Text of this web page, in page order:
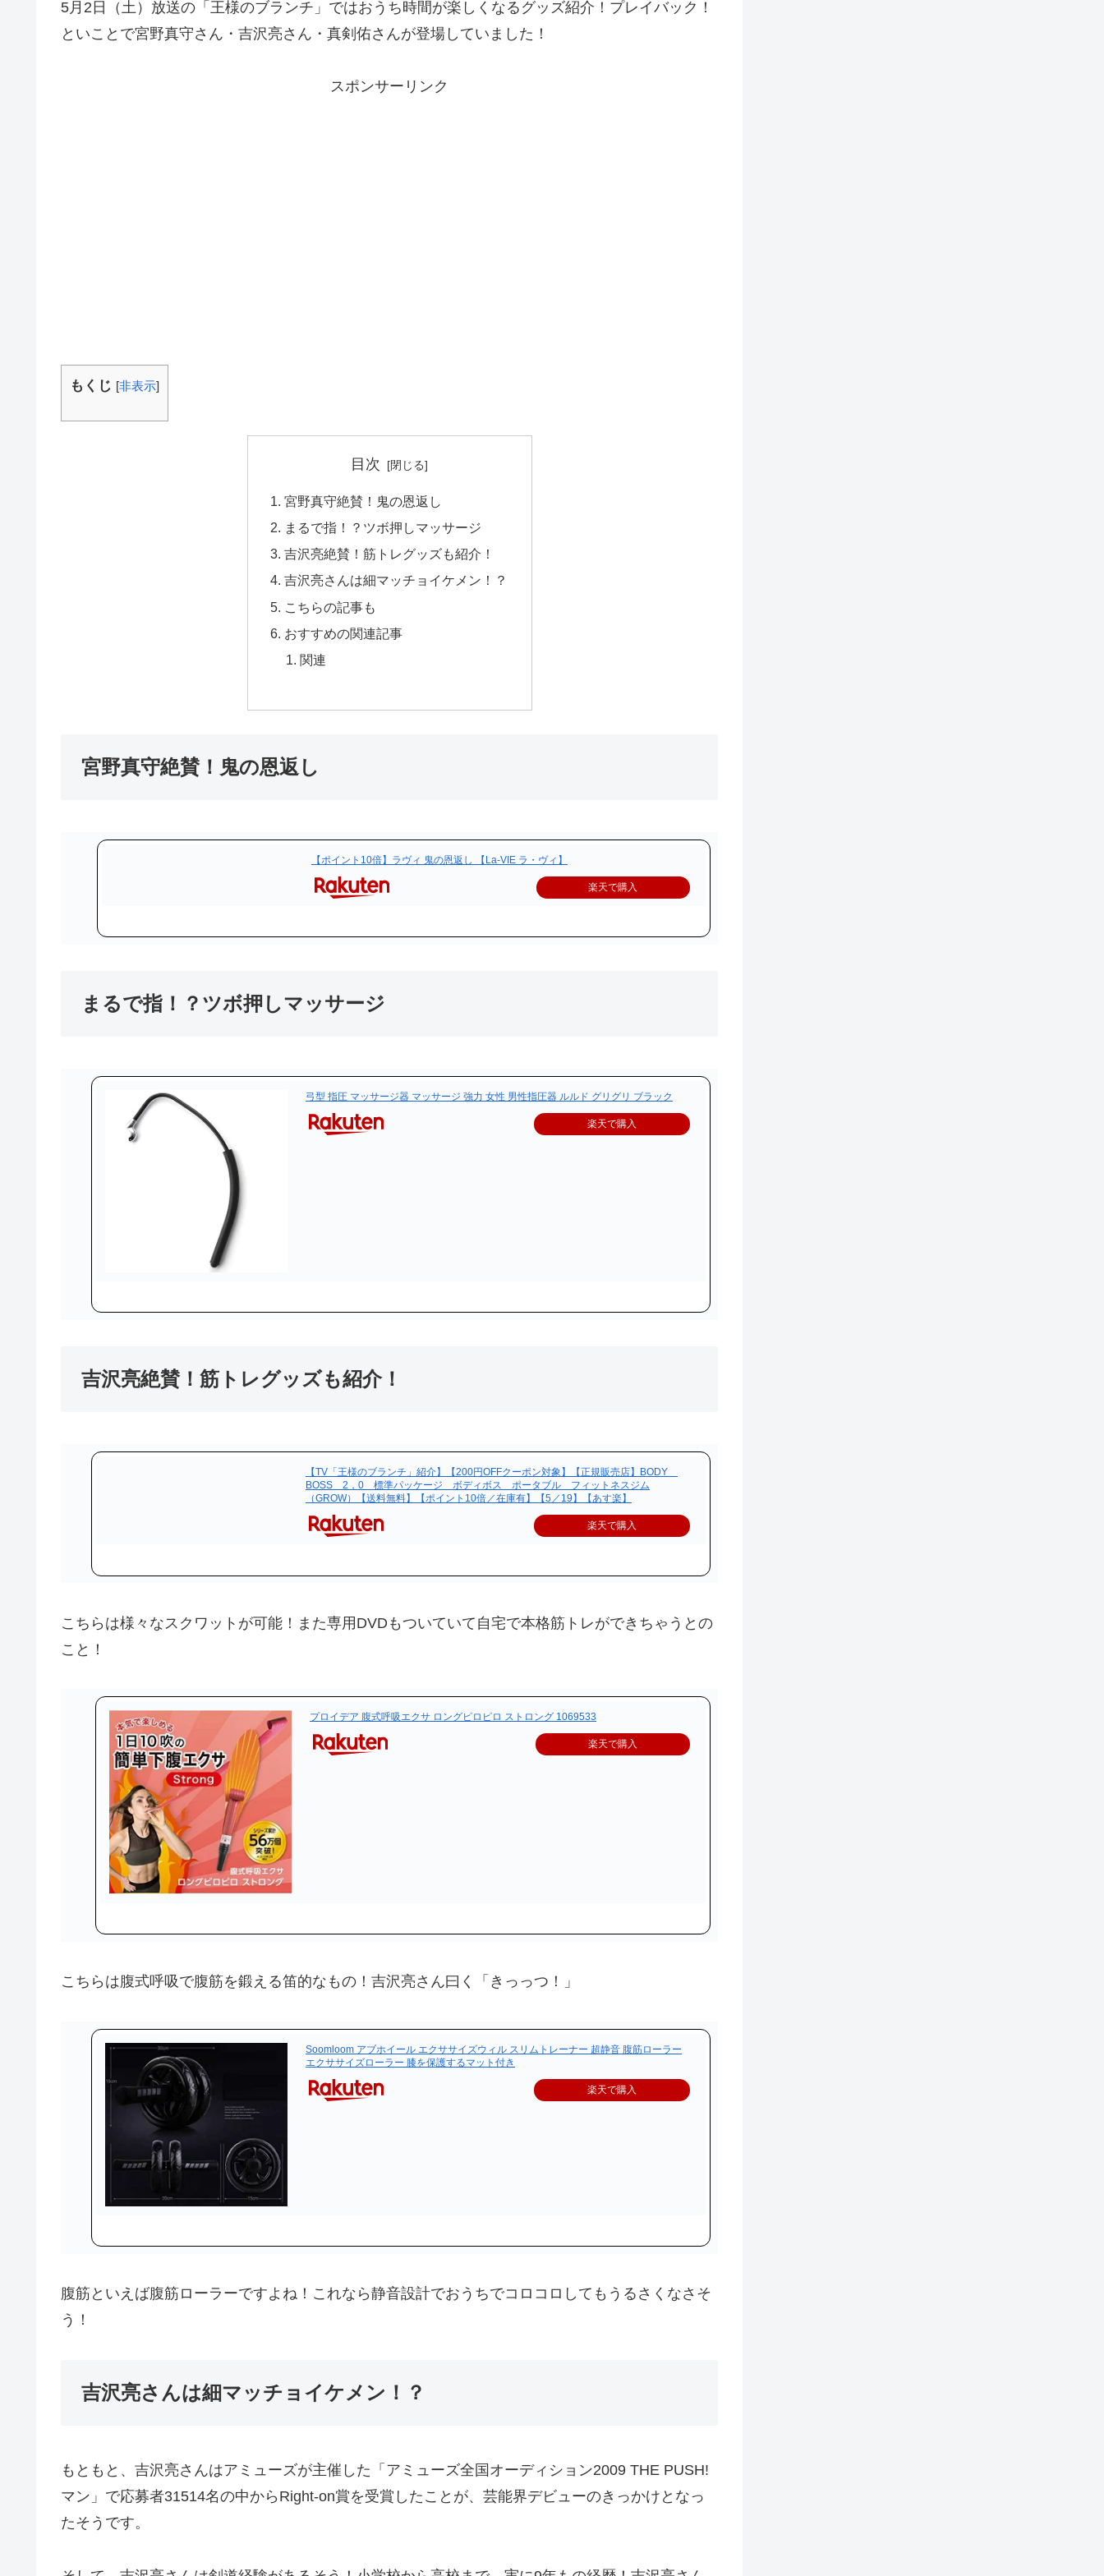
5月2日（土）放送の「王様のブランチ」ではおうち時間が楽しくなるグッズ紹介！プレイバック！
といことで宮野真守さん・吉沢亮さん・真剣佑さんが登場していました！
スポンサーリンク
もくじ [非表示]
目次
宮野真守絶賛！鬼の恩返し
まるで指！？ツボ押しマッサージ
吉沢亮絶賛！筋トレグッズも紹介！
吉沢亮さんは細マッチョイケメン！？
こちらの記事も
おすすめの関連記事
関連
宮野真守絶賛！鬼の恩返し
【ポイント10倍】ラヴィ 鬼の恩返し 【La-VIE ラ・ヴィ】
楽天で購入
まるで指！？ツボ押しマッサージ
弓型 指圧 マッサージ器 マッサージ 強力 女性 男性指圧器 ルルド グリグリ ブラック
楽天で購入
吉沢亮絶賛！筋トレグッズも紹介！
【TV「王様のブランチ」紹介】【200円OFFクーポン対象】【正規販売店】BODY
BOSS 2，0 標準パッケージ ボディボス ポータブル フィットネスジム
（GROW）【送料無料】【ポイント10倍／在庫有】【5／19】【あす楽】
楽天で購入
こちらは様々なスクワットが可能！また専用DVDもついていて自宅で本格筋トレができちゃうとの
こと！
プロイデア 腹式呼吸エクサ ロングピロピロ ストロング 1069533
楽天で購入
こちらは腹式呼吸で腹筋を鍛える笛的なもの！吉沢亮さん曰く「きっっつ！」
Soomloom アブホイール エクササイズウィル スリムトレーナー 超静音 腹筋ローラー
エクササイズローラー 膝を保護するマット付き
楽天で購入
腹筋といえば腹筋ローラーですよね！これなら静音設計でおうちでコロコロしてもうるさくなさそ
う！
吉沢亮さんは細マッチョイケメン！？
もともと、吉沢亮さんはアミューズが主催した「アミューズ全国オーディション2009 THE PUSH!
マン」で応募者31514名の中からRight-on賞を受賞したことが、芸能界デビューのきっかけとなっ
たそうです。